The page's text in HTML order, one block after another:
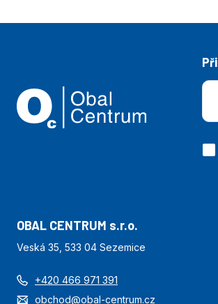
OBAL CENTRUM s.r.o.
Veská 35, 533 04 Sezemice
+420 466 971 391
obchod@obal-centrum.cz